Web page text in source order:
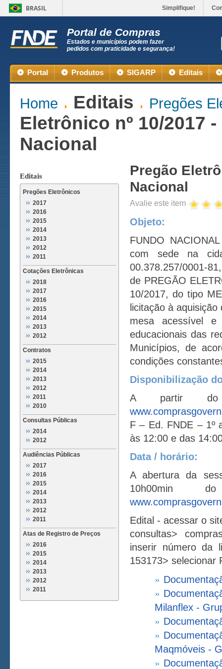
BRASIL Simplifique!
Portal de Compras
Estados e municípios podem fazer
pedidos com praticidade e segurança!
Portal Produtos SIGARP Editais
Home Editais Pregões
Eletrônico nº 10/2017
Nacional
Editais
Pregões Eletrônicos
2017
2016
2015
2014
2013
2012
2011
Cotações Eletrônicas
2018
2017
2016
2015
2014
2013
2012
Contratos
2015
2014
2013
2012
2011
2010
Consultas Públicas
2014
2012
Audiências Públicas
2017
2016
2015
2014
2013
2012
2011
Atas de Registro de Preços
2016
2015
2014
2013
2012
2011
Pregão
Nacional
Avalie este item
Objeto:
FUNDO
com sede na
00.378.257/0001-
de PREGÃO
10/2017, do tipo
licitação à
mesa acessível e
educacionais das
Municípios, de
condições
Disponibilização
A partir do
F – Ed. FNDE – 1º
às 12:00 e das
Data / horário:
A abertura da
10h00min
Edital - acessar o
consultas>
inserir número da
153173> selecionar
Milanflex -
Maqmóveis -